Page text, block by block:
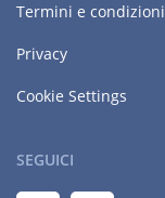
Termini e condizioni
Privacy
Cookie Settings
SEGUICI